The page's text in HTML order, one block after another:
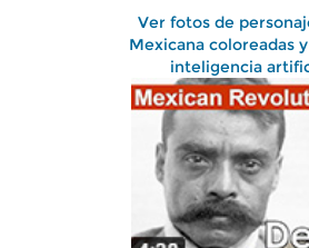
Ver fotos de
Mexicana coloreadas
inteligencia